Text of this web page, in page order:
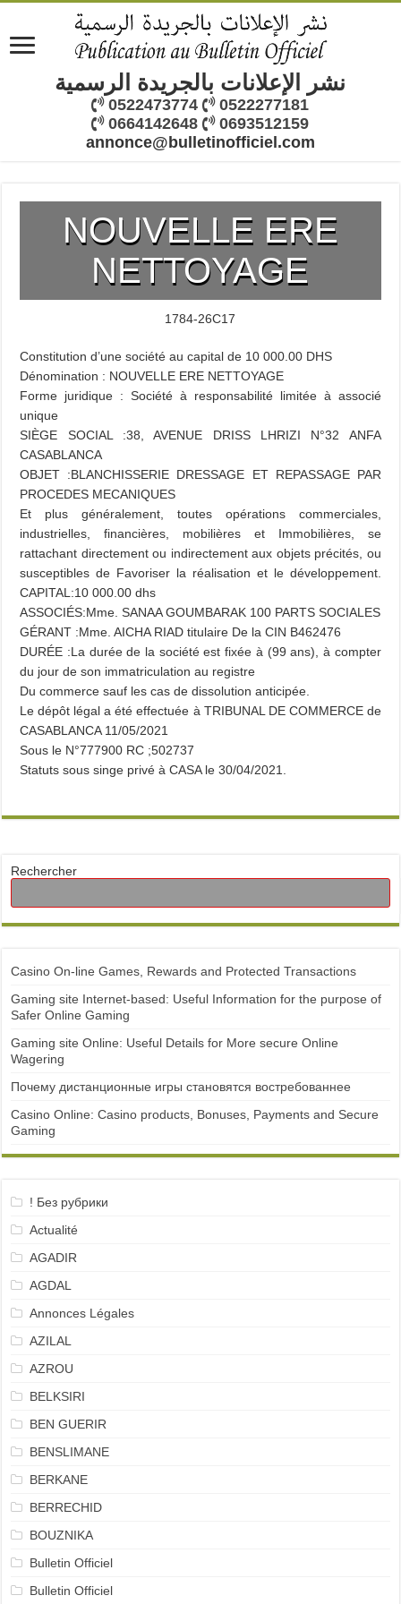
نشر الإعلانات بالجريدة الرسمية
0522473774
0522277181
0664142648
0693512159
annonce@bulletinofficiel.com
NOUVELLE ERE
NETTOYAGE
1784-26C17
Constitution d’une société au capital de 10 000.00 DHS
Dénomination : NOUVELLE ERE NETTOYAGE
Forme juridique : Société à responsabilité limitée à associé
unique
SIÈGE SOCIAL :38, AVENUE DRISS LHRIZI N°32 ANFA
CASABLANCA
OBJET :BLANCHISSERIE DRESSAGE ET REPASSAGE PAR
PROCEDES MECANIQUES
Et plus généralement, toutes opérations commerciales,
industrielles, financières, mobilières et Immobilières, se
rattachant directement ou indirectement aux objets précités, ou
susceptibles de Favoriser la réalisation et le développement.
CAPITAL:10 000.00 dhs
ASSOCIÉS:Mme. SANAA GOUMBARAK 100 PARTS SOCIALES
GÉRANT :Mme. AICHA RIAD titulaire De la CIN B462476
DURÉE :La durée de la société est fixée à (99 ans), à compter
du jour de son immatriculation au registre
Du commerce sauf les cas de dissolution anticipée.
Le dépôt légal a été effectuée à TRIBUNAL DE COMMERCE de
CASABLANCA 11/05/2021
Sous le N°777900 RC ;502737
Statuts sous singe privé à CASA le 30/04/2021.
Rechercher
Casino On-line Games, Rewards and Protected Transactions
Gaming site Internet-based: Useful Information for the purpose of
Safer Online Gaming
Gaming site Online: Useful Details for More secure Online
Wagering
Почему дистанционные игры становятся востребованнее
Casino Online: Casino products, Bonuses, Payments and Secure
Gaming
! Без рубрики
Actualité
AGADIR
AGDAL
Annonces Légales
AZILAL
AZROU
BELKSIRI
BEN GUERIR
BENSLIMANE
BERKANE
BERRECHID
BOUZNIKA
Bulletin Officiel
Bulletin Officiel